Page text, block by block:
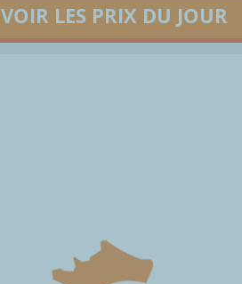
VOIR LES PRIX DU JOUR